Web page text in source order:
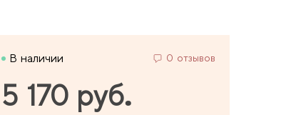
В наличии 0 отзывов
5 170 руб.